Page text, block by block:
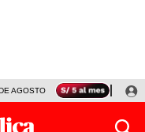
AGOSTO TINKA RESULTADOS